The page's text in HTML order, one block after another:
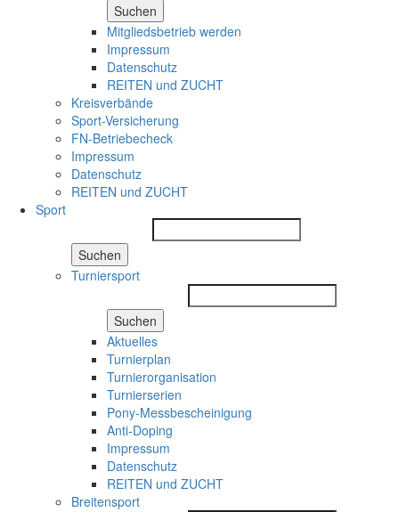
Suchen
Mitgliedsbetrieb werden
Impressum
Datenschutz
REITEN und ZUCHT
Kreisverbände
Sport-Versicherung
FN-Betriebecheck
Impressum
Datenschutz
REITEN und ZUCHT
Sport
Suchen
Turniersport
Suchen
Aktuelles
Turnierplan
Turnierorganisation
Turnierserien
Pony-Messbescheinigung
Anti-Doping
Impressum
Datenschutz
REITEN und ZUCHT
Breitensport